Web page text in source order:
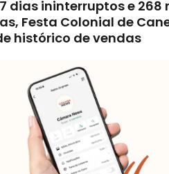
dias ininterruptos e 268
Festa Colonial de
histórico de vendas